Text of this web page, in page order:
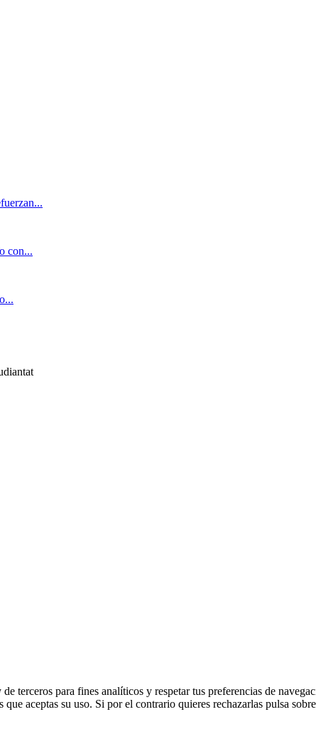
con...
terceros para fines analíticos y respetar tus preferencias de
aceptas su uso. Si por el contrario quieres rechazarlas pulsa